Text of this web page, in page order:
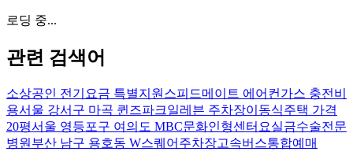
로딩 중...
관련 검색어
소상공인 전기요금 특별지원 스피드메이트 에어컨가스 충전비
용서울 강서구 마곡 퀸즈파크일레븐 주차장이동식주택 가격
20평서울 영등포구 여의도 MBC문화인형센터 요실금수술전문
병원 부산 남구 용호동 W스퀘어주차장고속버스통합예매